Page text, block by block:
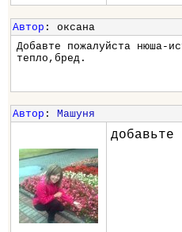
Автор : оксана
Добавте пожалуйста нюша-
тепло,бред.
Автор : Машуня